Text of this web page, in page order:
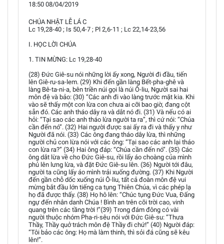
18:50 08/04/2019
CHÚA NHẬT LỄ LÁ C
Lc 19,28-40 ; Is 50,4-7 ; Pl 2,6-11 ; Lc 22,14-23,56
I. HỌC LỜI CHÚA
1. TIN MỪNG: Lc 19,28-40
(28) Đức Giê-su nói những lời ấy xong, Người đi đầu, tiến
lên Giê-ru-sa-lem. (29) Khi đến gần làng Bết-pha-ghê và
làng Bê-ta-ni-a, bên triền núi gọi là núi Ô-liu, Người sai hai
môn đệ và bảo: (30) “Các anh đi vào làng trước mặt kia. Khi
vào sẽ thấy một con lừa con chưa ai cỡi bao giờ, đang cột
sẵn đó. Các anh tháo dây ra và dắt nó đi. (31) Và nếu có ai
hỏi: “Tại sao các anh tháo lừa người ta ra”, thì cứ nói: “Chúa
cần đến nó”. (32) Hai người được sai ấy ra đi và thấy y như
Người đã nói. (33) Các ông đang tháo dây lừa, thì những
người chủ con lừa nói với các ông: “Tại sao các anh lại tháo
con lừa ra?” (34) Hai ông đáp: “Chúa cần đến nó”. (35) Các
ông dắt lừa về cho Đức Giê-su, rồi lấy áo choàng của mình
phủ lên lưng lừa, và đặt Đức Giê-su lên. (36) Người tới đâu,
người ta cũng lấy áo mình trải xuống đường. (37) Khi Người
đến gần chỗ dốc xuống núi Ô-liu, tất cả đoàn môn đệ vui
mừng bắt đầu lớn tiếng ca tụng Thiên Chúa, vì các phép lạ
họ đã được thấy. (38) Họ hô lên: “Chúc tụng Đức Vua, Đấng
ngự đến nhân danh Chúa ! Bình an trên cõi trời cao, vinh
quang trên các tầng trời !”(39) Trong đám đông có vài
người thuộc nhóm Pha-ri-sêu nói với Đức Giê-su: “Thưa
Thầy, Thầy quở trách môn đệ Thầy đi chứ!” (40) Người đáp:
“Tôi bảo các ông: Họ mà làm thinh, thì sỏi đá cũng sẽ kêu
lên!”.